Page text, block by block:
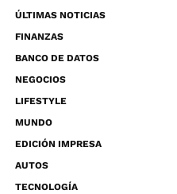
ÚLTIMAS NOTICIAS
FINANZAS
BANCO DE DATOS
NEGOCIOS
LIFESTYLE
MUNDO
EDICIÓN IMPRESA
AUTOS
TECNOLOGÍA